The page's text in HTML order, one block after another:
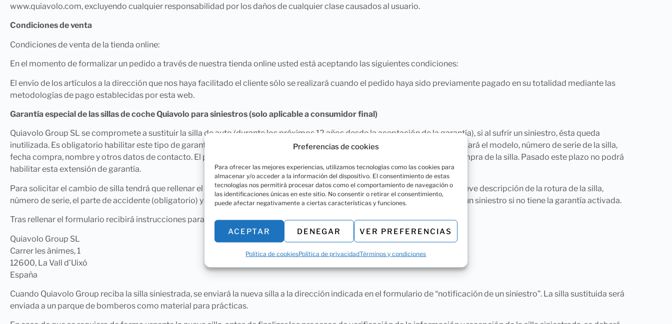
Preferencias de cookies
Para ofrecer las mejores experiencias, utilizamos tecnologías como las cookies para
almacenar y/o acceder a la información del dispositivo. El consentimiento de estas
tecnologías nos permitirá procesar datos como el comportamiento de navegación o
las identificaciones únicas en este sitio. No consentir o retirar el consentimiento,
puede afectar negativamente a ciertas características y funciones.
ACEPTAR DENEGAR VER PREFERENCIAS
Política de cookiesPolítica de privacidadTérminos y condiciones
www.quiavolo.com, excluyendo cualquier responsabilidad por los daños de cualquier clase causados al usuario.
Condiciones de venta
Condiciones de venta de la tienda online:
En el momento de formalizar un pedido a través de nuestra tienda online usted está aceptando las siguientes condiciones:
El envío de los artículos a la dirección que nos haya facilitado el cliente sólo se realizará cuando el pedido haya sido previamente pagado en su totalidad mediante las
metodologías de pago establecidas por esta web.
Garantía especial de las sillas de coche Quiavolo para siniestros (solo aplicable a consumidor final)
Quiavolo Group SL se compromete a sustituir la silla de auto (durante los próximos 12 años desde la aceptación de la garantía), si al sufrir un siniestro, ésta queda
inutilizada. Es obligatorio habilitar este tipo de garantía rellenando el formularioActivación de la garantía
, donde se especificará el modelo, número de serie de la silla,
fecha compra, nombre y otros datos de contacto. El plazo para poder activar la garantía es de 30 días naturales desde la compra de la silla. Pasado este plazo no podrá
habilitar esta extensión de garantía.
Para solicitar el cambio de silla tendrá que rellenar el formulario “ Notificar un siniestro” donde se le pedirá su nombre, una breve descripción de la rotura de la silla,
número de serie, el parte de accidente (obligatorio) y la dirección donde se quiera recibir la nueva silla. No se podrá notificar un siniestro si no tiene la garantía activada.
Tras rellenar el formulario recibirá instrucciones para enviarnos la silla (siempre a portes pagados) a la siguiente dirección:
Quiavolo Group SL
Carrer les ànimes, 1
12600, La Vall d’Uixó
España
Cuando Quiavolo Group reciba la silla siniestrada, se enviará la nueva silla a la dirección indicada en el formulario de “notificación de un siniestro”. La silla sustituida será
enviada a un parque de bomberos como material para prácticas.